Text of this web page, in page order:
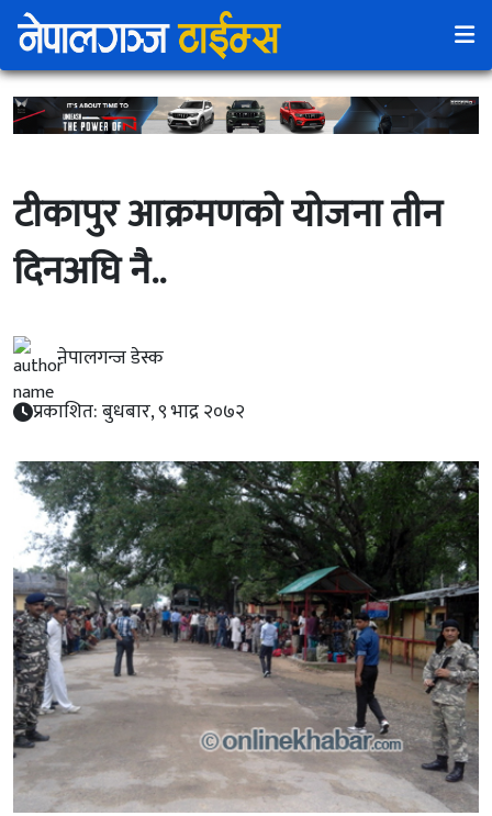
टीकापुर आक्रमणको योजना तीन
दिनअघि नै..
नेपालगन्ज डेस्क
प्रकाशित: बुधबार, ९ भाद्र २०७२